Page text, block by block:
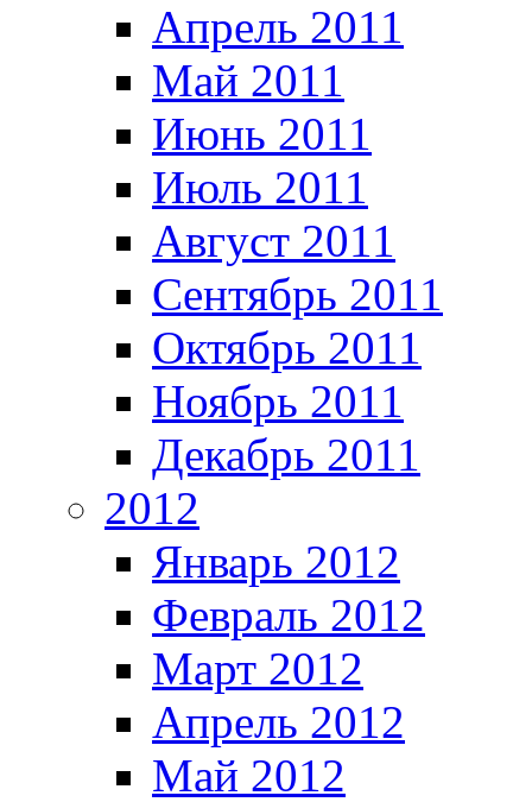
Апрель 2011
Май 2011
Июнь 2011
Июль 2011
Август 2011
Сентябрь 2011
Октябрь 2011
Ноябрь 2011
Декабрь 2011
2012
Январь 2012
Февраль 2012
Март 2012
Апрель 2012
Май 2012